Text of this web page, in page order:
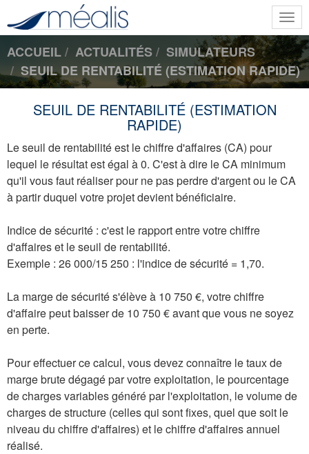
ACCUEIL ACTUALITÉS
SIMULATEURS
SEUIL DE RENTABILITÉ (ESTIMATION RAPIDE)
SEUIL DE RENTABILITÉ (ESTIMATION
RAPIDE)
Le seuil de rentabilité est le chiffre d'affaires (CA) pour
lequel le résultat est égal à 0. C'est à dire le CA minimum
qu'il vous faut réaliser pour ne pas perdre d'argent ou le CA
à partir duquel votre projet devient bénéficiaire.
Indice de sécurité : c'est le rapport entre votre chiffre
d'affaires et le seuil de rentabilité.
Exemple : 26 000/15 250 : l'indice de sécurité = 1,70.
La marge de sécurité s'élève à 10 750 €, votre chiffre
d'affaire peut baisser de 10 750 € avant que vous ne soyez
en perte.
Pour effectuer ce calcul, vous devez connaître le taux de
marge brute dégagé par votre exploitation, le pourcentage
de charges variables généré par l'exploitation, le volume de
charges de structure (celles qui sont fixes, quel que soit le
niveau du chiffre d'affaires) et le chiffre d'affaires annuel
réalisé.